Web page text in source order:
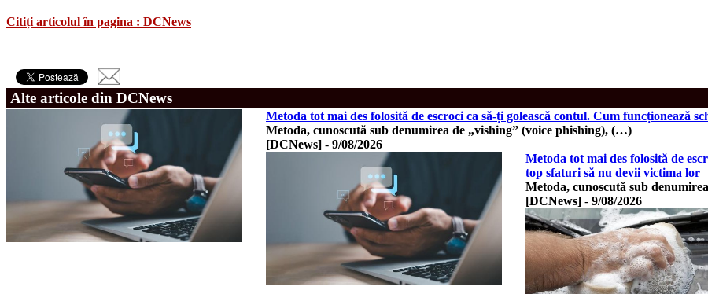
Citiți articolul în pagina : DCNews
Alte articole din DCNews
Metoda tot mai des folosită de escroci ca să-ți golească contul. Cum funcționează
Metoda, cunoscută sub denumirea de „vishing” (voice phishing), (…)
[DCNews] - 9/08/2026
Metoda tot mai des folosită de
top sfaturi să nu devii victima lor
Metoda, cunoscută sub
[DCNews] - 9/08/2026